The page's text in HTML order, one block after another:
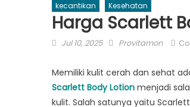
kecantikan Kesehatan
Harga Scarlett
Posted
Jul 10, 2025 Author
Provitamon
Memiliki kulit cerah dan sehat
Scarlett Body Lotion menjadi
kulit. Salah satunya yaitu